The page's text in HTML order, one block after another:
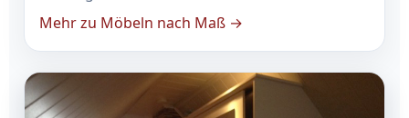
Mehr zu Möbeln nach Maß →